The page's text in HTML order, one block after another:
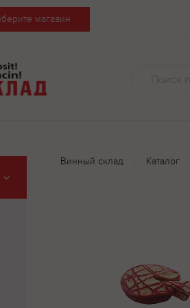
магазин
Винный склад Каталог